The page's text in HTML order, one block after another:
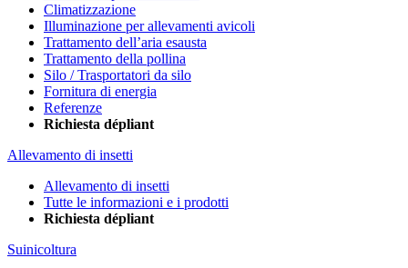
Climatizzazione
Illuminazione per allevamenti avicoli
Trattamento dell’aria esausta
Trattamento della pollina
Silo / Trasportatori da silo
Fornitura di energia
Referenze
Richiesta dépliant
Allevamento di insetti
Allevamento di insetti
Tutte le informazioni e i prodotti
Richiesta dépliant
Suinicoltura